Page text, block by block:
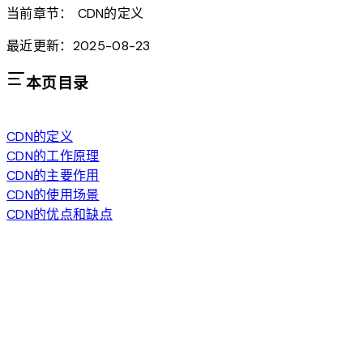
当前章节：
CDN的定义
最近更新：2025-08-23
本页目录
CDN的定义
CDN的工作原理
CDN的主要作用
CDN的使用场景
CDN的优点和缺点